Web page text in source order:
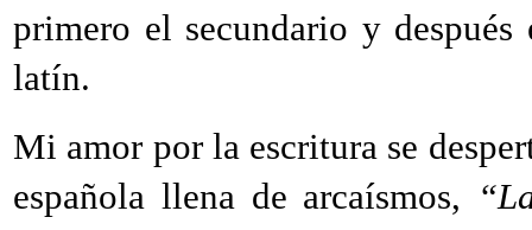
primero el secundario y
latín.
Mi amor por la escritura se
española llena de arcaísmos,